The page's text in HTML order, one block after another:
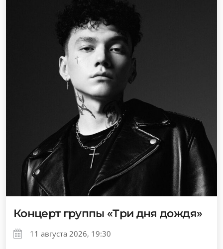
Концерт группы «Три дня дождя»
11 августа 2026, 19:30